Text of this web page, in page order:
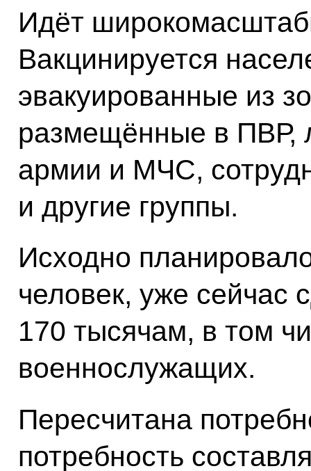
Идёт
Вакцинируется
эвакуированные из
размещённые в ПВР,
армии и МЧС,
и другие группы.
Исходно
человек, уже сейчас
170 тысячам, в том
военнослужащих.
Пересчитана
потребность